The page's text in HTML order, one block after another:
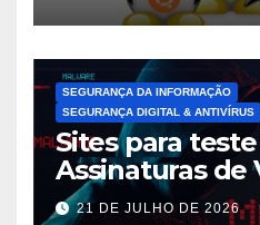
SEGURANÇA DA INFORMAÇÃO
SEGURANÇA DIGITAL & ANTIVÍRUS
Sites para
Assinaturas de
Malwares
21 DE JULHO DE 2026